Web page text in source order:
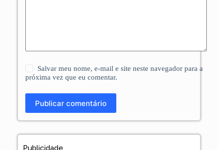
Salvar meu nome, e-mail e site neste navegador para a
próxima vez que eu comentar.
Publicar comentário
Publicidade